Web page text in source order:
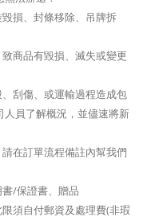
損、封條移除、吊牌拆
商品有毀損、滅失或變更
刮傷、或運輸過程造成包
員了解概況，並儘速將新
在訂單流程備註內幫我們
/保證書、贈品
須自付郵資及處理費(非瑕